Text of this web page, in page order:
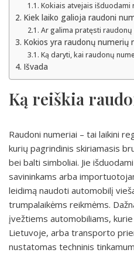
Kokiais atvejais išduodami
Kiek laiko galioja raudoni
Ar galima pratęsti
Kokios yra raudonų numerių
Ką daryti, kai raudonų
Išvada
Ką reiškia
Raudoni numeriai – tai laikini
kurių pagrindinis skiriamasis
bei balti simboliai. Jie
savininkams arba
leidimą naudoti automobilį
trumpalaikėms reikmėms.
įvežtiems automobiliams,
Lietuvoje, arba transporto
nustatomas techninis